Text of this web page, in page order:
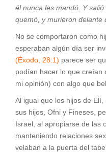
él nunca les mandó. Y
quemó, y murieron delante
No se comportaron como
esperaban algún día ser
(Éxodo, 28:1) parece ser
podían hacer lo que creían
mi opinión) con algo que
Al igual que los hijos de
sus hijos, Ofni y Fineses,
Israel, al apropiarse de las
manteniendo relaciones
velaban a la puerta del